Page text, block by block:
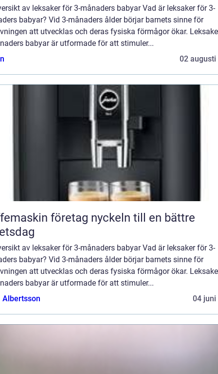
av leksaker för 3-månaders babyar Vad är leksaker för 3-
babyar? Vid 3-månaders ålder börjar barnets sinne för
att utvecklas och deras fysiska förmågor ökar.
babyar är utformade för att stimuler...
02 augusti
företag nyckeln till en bättre
av leksaker för 3-månaders babyar Vad är leksaker för 3-
babyar? Vid 3-månaders ålder börjar barnets sinne för
att utvecklas och deras fysiska förmågor ökar.
babyar är utformade för att stimuler...
Albertsson
04 juni